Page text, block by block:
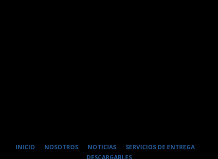
INICIO NOSOTROS NOTICIAS
SERVICIOS DE ENTREGA